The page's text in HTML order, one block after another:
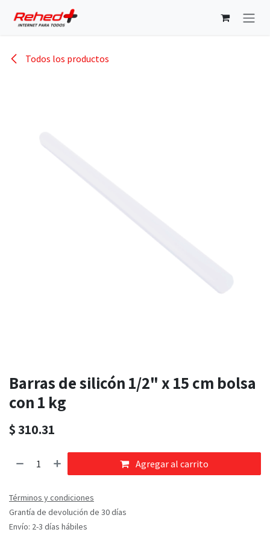
Todos los productos
Barras de silicón 1/2" x 15 cm bolsa
con 1 kg
$310.31
Agregar al carrito
Términos y condiciones
Grantía de devolución de 30 días
Envío: 2-3 días hábiles